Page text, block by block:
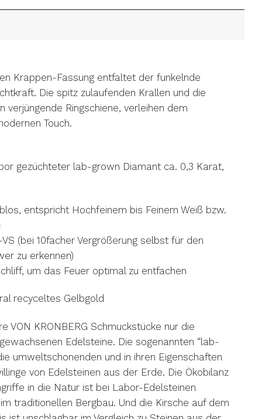
Krappen-Fassung entfaltet der funkelnde
Die spitz zulaufenden Krallen und die
verjüngende Ringschiene, verleihen dem
Touch.
gezüchteter lab-grown Diamant ca. 0,3 Karat,
entspricht Hochfeinem bis Feinem Weiß bzw.
(bei 10facher Vergrößerung selbst für den
zu erkennen)
um das Feuer optimal zu entfachen
recyceltes Gelbgold
VON KRONBERG Schmuckstücke nur die
Edelsteine. Die sogenannten “lab-
umweltschonenden und in ihren Eigenschaften
von Edelsteinen aus der Erde. Die Ökobilanz
in die Natur ist bei Labor-Edelsteinen
traditionellen Bergbau. Und die Kirsche auf dem